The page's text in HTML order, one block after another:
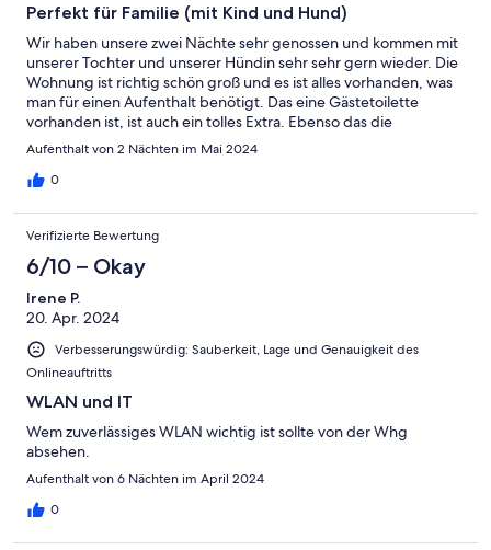
Perfekt für Familie (mit Kind und Hund)
Wir haben unsere zwei Nächte sehr genossen und kommen mit
unserer Tochter und unserer Hündin sehr sehr gern wieder. Die
Wohnung ist richtig schön groß und es ist alles vorhanden, was
man für einen Aufenthalt benötigt. Das eine Gästetoilette
vorhanden ist, ist auch ein tolles Extra. Ebenso das die
Bettwäsche und Handtücher gestellt werden und wir uns so
sehr angenehm nett und hilfsbereit. Wir haben uns auf Anhieb
Spielplatz, super für unsere Tochter. Auch im Feld ist man mit
dem Hund quasi nach ein paar Metern und kann seine Runden
drehen. Da auch zwei Hofhunde vor Ort sind und man auf
einem Reiterhof ist, ist das ein toller Ort/Hof/Wohnung für
Übernachtungen mit Kind und Hund. Wie bereits erwähnt, wir
kommen sehr gern wieder :) Familie Brandt/Donhof
Aufenthalt von 2 Nächten im Mai 2024
0
Verifizierte Bewertung
6/10 – Okay
Irene P.
20. Apr. 2024
Verbesserungswürdig: Sauberkeit, Lage und Genauigkeit des
Onlineauftritts
WLAN und IT
Wem zuverlässiges WLAN wichtig ist sollte von der Whg
absehen.
Aufenthalt von 6 Nächten im April 2024
0